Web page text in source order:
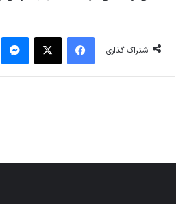
اشتراک گذاری
فیس بوک X